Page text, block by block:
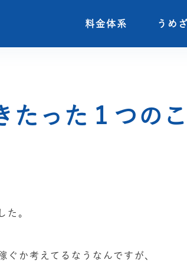
料金体系 うめ
料金体系 うめ
たった１つの
た。
か考えてるなうなんですが、